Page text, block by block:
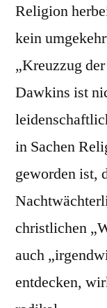
Religion
kein
„Kreuzzug
Dawkins ist
in Sachen
geworden ist,
christlichen
auch
entdecken,